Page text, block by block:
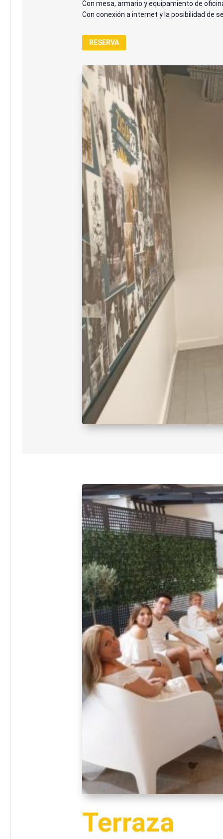
Con mesa, armario y equipamiento de
Con conexión a internet y la posibilidad de
RESERVA
Terraza